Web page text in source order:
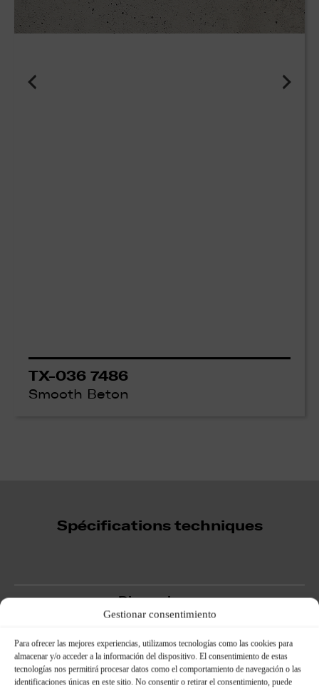
Gestionar consentimiento
Para ofrecer las mejores experiencias, utilizamos tecnologías como las cookies para
almacenar y/o acceder a la información del dispositivo. El consentimiento de estas
tecnologías nos permitirá procesar datos como el comportamiento de navegación o las
identificaciones únicas en este sitio. No consentir o retirar el consentimiento, puede
TX-036 7486
Smooth Beton
Spécifications techniques
Dimensions :